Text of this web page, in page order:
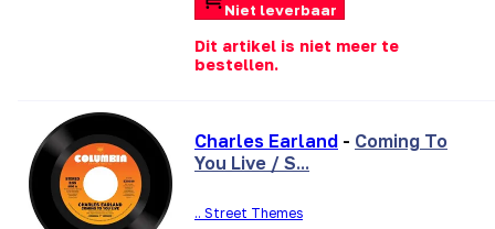
Niet leverbaar
Dit artikel is niet meer te
bestellen.
Charles Earland - Coming To
You Live / S...
.. Street Themes